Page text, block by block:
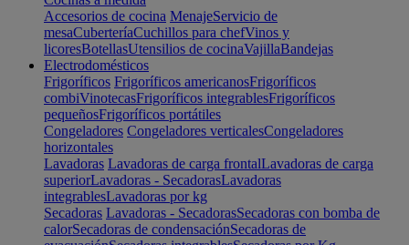
Accesorios de cocina MenajeServicio de
mesaCuberteríaCuchillos para chefVinos y
licoresBotellasUtensilios de cocinaVajillaBandejas
Electrodomésticos
Frigoríficos Frigoríficos americanosFrigoríficos
combiVinotecasFrigoríficos integrablesFrigoríficos
pequeñosFrigoríficos portátiles
Congeladores Congeladores verticalesCongeladores
horizontales
Lavadoras Lavadoras de carga frontalLavadoras de carga
superiorLavadoras - SecadorasLavadoras
integrablesLavadoras por kg
Secadoras Lavadoras - SecadorasSecadoras con bomba de
calorSecadoras de condensaciónSecadoras de